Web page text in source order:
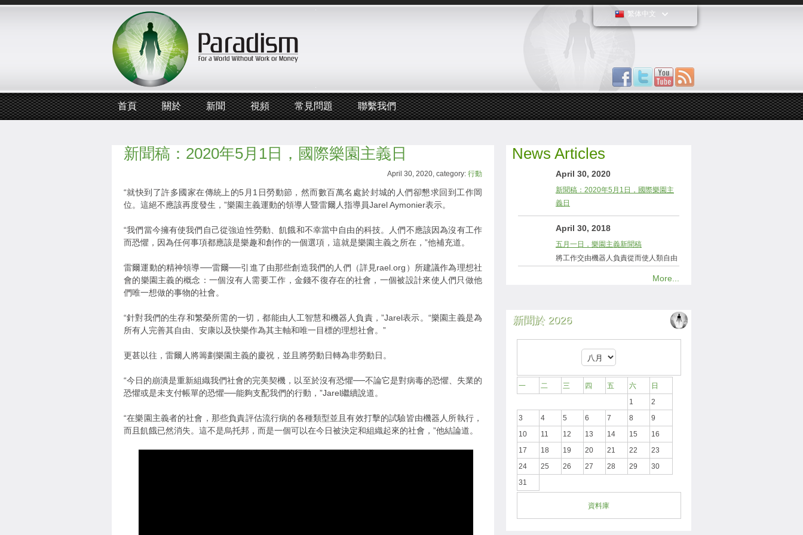
繁体中文
首頁 關於 新聞 視頻 常見問題 聯繫我們
新聞稿：2020年5月1日，國際樂園主義日
April 30, 2020, category: 行動
“就快到了許多國家在傳統上的5月1日勞動節，然而數百萬名處於封城的人們卻懇求回到工作岡
位。這絕不應該再度發生，”樂園主義運動的領導人暨雷爾人指導員Jarel Aymonier表示。
“我們當今擁有使我們自己從強迫性勞動、飢餓和不幸當中自由的科技。人們不應該因為沒有工作
而恐懼，因為任何事項都應該是樂趣和創作的一個選項，這就是樂園主義之所在，”他補充道。
雷爾運動的精神領導──雷爾──引進了由那些創造我們的人們（詳見rael.org）所建議作為理想社
會的樂園主義的概念：一個沒有人需要工作，金錢不復存在的社會，一個被設計來使人們只做他
們唯一想做的事物的社會。
“針對我們的生存和繁榮所需的一切，都能由人工智慧和機器人負責，”Jarel表示。“樂園主義是為
所有人完善其自由、安康以及快樂作為其主軸和唯一目標的理想社會。”
更甚以往，雷爾人將籌劃樂園主義的慶祝，並且將勞動日轉為非勞動日。
“今日的崩潰是重新組織我們社會的完美契機，以至於沒有恐懼──不論它是對病毒的恐懼、失業的
恐懼或是未支付帳單的恐懼──能夠支配我們的行動，”Jarel繼續說道。
“在樂園主義者的社會，那些負責評估流行病的各種類型並且有效打擊的試驗皆由機器人所執行，
而且飢餓已然消失。這不是烏托邦，而是一個可以在今日被決定和組織起來的社會，”他結論道。
News Articles
April 30, 2020
新聞稿：2020年5月1日，國際樂園主
義日
April 30, 2018
五月一日，樂園主義新聞稿
將工作交由機器人負責從而使人類自由
More...
新聞於 2026
一 二 三 四 五 六
日
1
2
3
4 5 6 7 8
9
10
11 12 13 14 15
16
17
18 19 20 21 22
23
24
25 26 27 28 29
30
31
資料庫